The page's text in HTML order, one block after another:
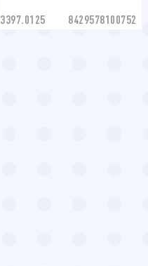
3397.0125 8429578100752